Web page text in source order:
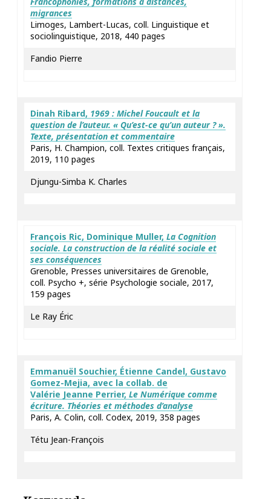
migrances
Limoges, Lambert-Lucas, coll. Linguistique et
sociolinguistique, 2018, 440 pages
Fandio Pierre
Dinah Ribard, 1969 : Michel Foucault et la
question de l’auteur. « Qu’est-ce qu’un auteur ? ».
Texte, présentation et commentaire
Paris, H. Champion, coll. Textes critiques français,
2019, 110 pages
Djungu-Simba K. Charles
François Ric, Dominique Muller, La Cognition
sociale. La construction de la réalité sociale et
ses conséquences
Grenoble, Presses universitaires de Grenoble,
coll. Psycho +, série Psychologie sociale, 2017,
159 pages
Le Ray Éric
Emmanuël Souchier, Étienne Candel, Gustavo
Gomez-Mejia, avec la collab. de
Valérie Jeanne Perrier, Le Numérique comme
écriture. Théories et méthodes d’analyse
Paris, A. Colin, coll. Codex, 2019, 358 pages
Tétu Jean-François